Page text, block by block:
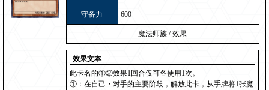
守备力 600
魔法师族 / 效果
效果文本
此卡名的①②效果1回合仅可各使用1次。
①：在自己・对手的主要阶段，解放此卡，从手牌将1张魔